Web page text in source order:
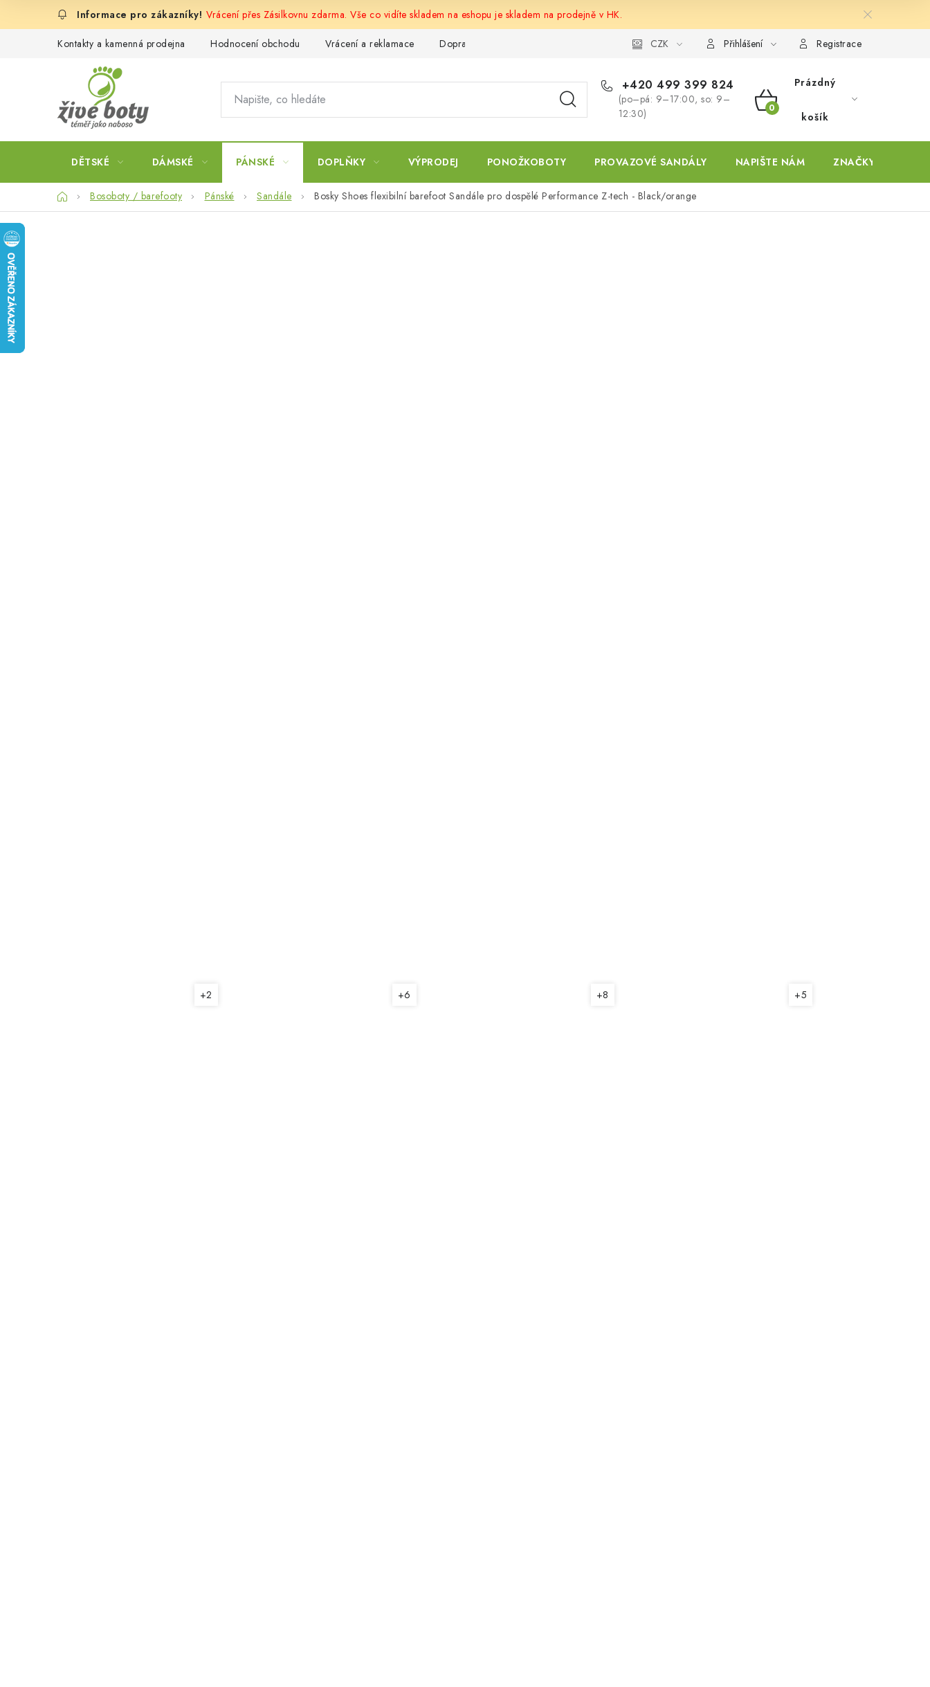
Vrácení přes Zásilkovnu zdarma. Vše co vidíte skladem na eshopu je skladem na prodejně v HK.
Kontakty a kamenná prodejna Hodnocení obchodu Vrácení a reklamace Doprava a platba CZK Přihlášení Registrace
+420 499 399 824
(po–pá: 9–17:00, so: 9–
12:30)
NÁKUPNÍ
KOŠÍK
Prázdný
košík
DĚTSKÉ DÁMSKÉ PÁNSKÉ DOPLŇKY VÝPRODEJ PONOŽKOBOTY PROVAZOVÉ SANDÁLY NAPIŠTE NÁM ZNAČKY
DomůBosoboty / barefooty Pánské Sandále Bosky Shoes flexibilní barefoot Sandále pro dospělé Performance Z-tech - Black/orange